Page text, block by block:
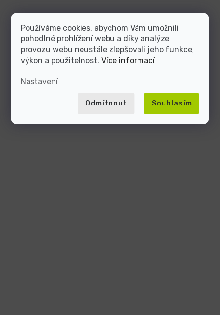
Používáme cookies, abychom Vám umožnili
pohodlné prohlížení webu a díky analýze
provozu webu neustále zlepšovali jeho funkce,
výkon a použitelnost.Více informací
Nastavení
Odmítnout Souhlasím